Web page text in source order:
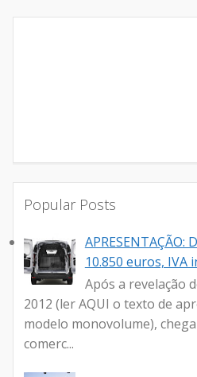
Popular Posts
10.850 euros, IVA
Após a revelação
2012 (ler AQUI o texto de
modelo monovolume),
comerc...